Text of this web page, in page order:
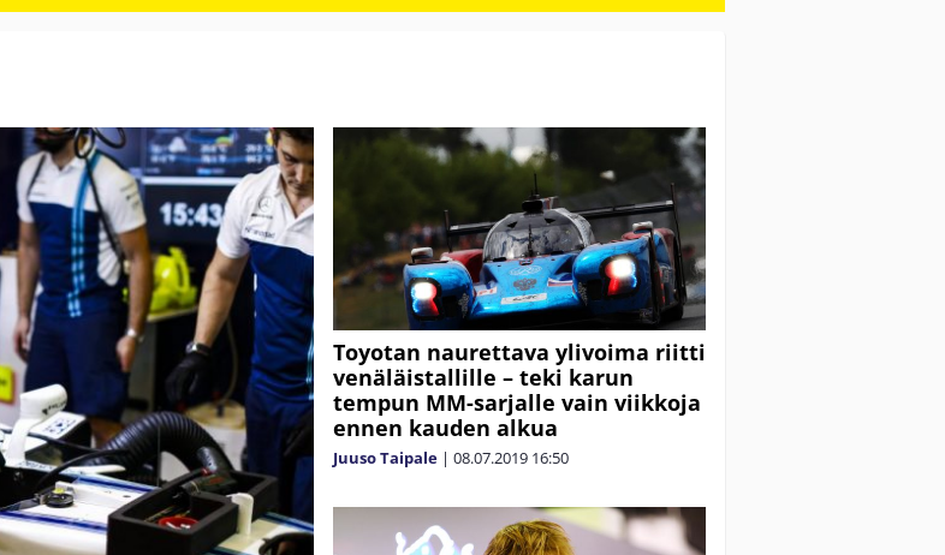
Toyotan naurettava ylivoima riitti
venäläistallille – teki karun
tempun MM-sarjalle vain viikkoja
ennen kauden alkua
Juuso Taipale | 08.07.2019 16:50